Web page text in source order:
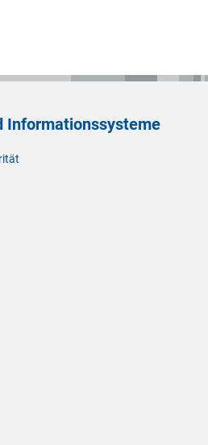
Informationssysteme